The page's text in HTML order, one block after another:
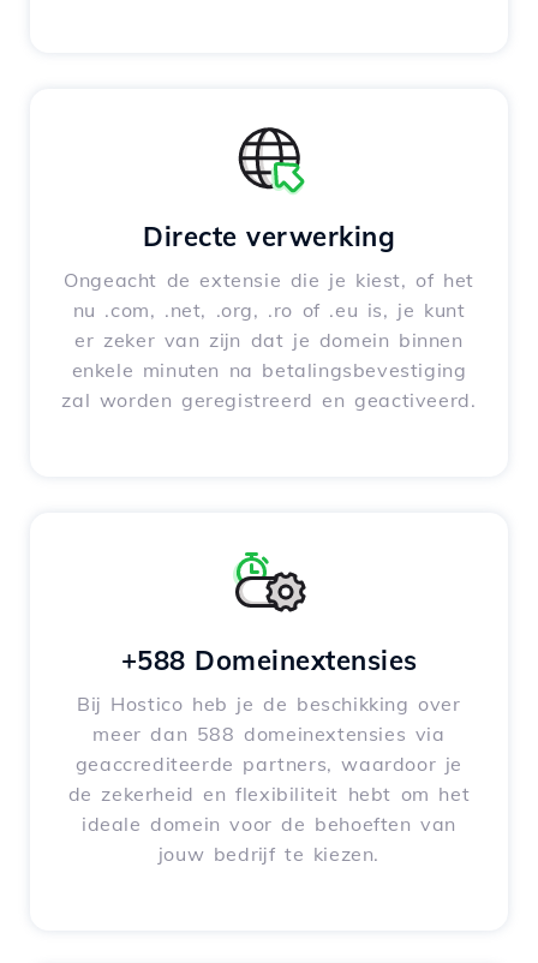
Directe verwerking
Ongeacht de extensie die je kiest, of het
nu .com, .net, .org, .ro of .eu is, je kunt
er zeker van zijn dat je domein binnen
enkele minuten na betalingsbevestiging
zal worden geregistreerd en geactiveerd.
+588 Domeinextensies
Bij Hostico heb je de beschikking over
meer dan 588 domeinextensies via
geaccrediteerde partners, waardoor je
de zekerheid en flexibiliteit hebt om het
ideale domein voor de behoeften van
jouw bedrijf te kiezen.